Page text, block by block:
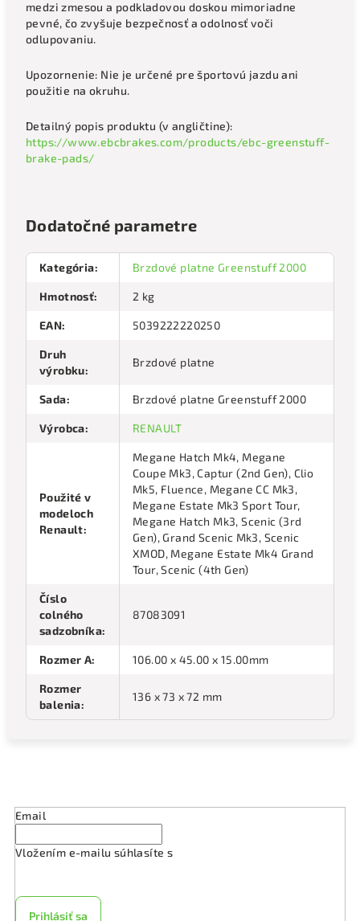
medzi zmesou a podkladovou doskou mimoriadne
pevné, čo zvyšuje bezpečnosť a odolnosť voči
odlupovaniu.
Upozornenie: Nie je určené pre športovú jazdu ani
použitie na okruhu.
Detailný popis produktu (v angličtine):
https://www.ebcbrakes.com/products/ebc-greenstuff-
brake-pads/
Dodatočné parametre
Kategória: Brzdové platne Greenstuff 2000
Hmotnosť: 2 kg
EAN: 5039222220250
Druh
výrobku:
Brzdové platne
Sada: Brzdové platne Greenstuff 2000
Výrobca: RENAULT
Použité v
modeloch
Renault:
Megane Hatch Mk4, Megane
Coupe Mk3, Captur (2nd Gen), Clio
Mk5, Fluence, Megane CC Mk3,
Megane Estate Mk3 Sport Tour,
Megane Hatch Mk3, Scenic (3rd
Gen), Grand Scenic Mk3, Scenic
XMOD, Megane Estate Mk4 Grand
Tour, Scenic (4th Gen)
Číslo
colného
sadzobníka:
87083091
Rozmer A: 106.00 x 45.00 x 15.00mm
Rozmer
balenia:
136 x 73 x 72 mm
Email
Vložením e-mailu súhlasíte s
Prihlásiť sa